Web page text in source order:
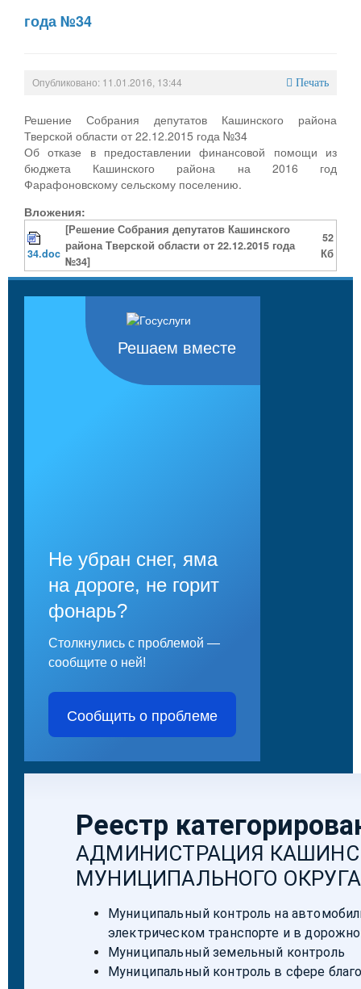
года №34
Опубликовано: 11.01.2016, 13:44 Печать
Решение Собрания депутатов Кашинского района
Тверской области от 22.12.2015 года №34
Об отказе в предоставлении финансовой помощи из
бюджета Кашинского района на 2016 год
Фарафоновскому сельскому поселению.
Вложения:
34.doc
[Решение Собрания депутатов Кашинского
района Тверской области от 22.12.2015 года
№34]
52
Кб
Решаем вместе
Не убран снег, яма
на дороге, не горит
фонарь?
Столкнулись с проблемой —
сообщите о ней!
Сообщить о проблеме